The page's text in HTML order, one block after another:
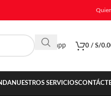
Whatsapp 0 / S/
NUESTROS SERVICIOS